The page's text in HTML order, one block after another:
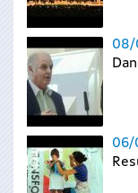
08/
06/